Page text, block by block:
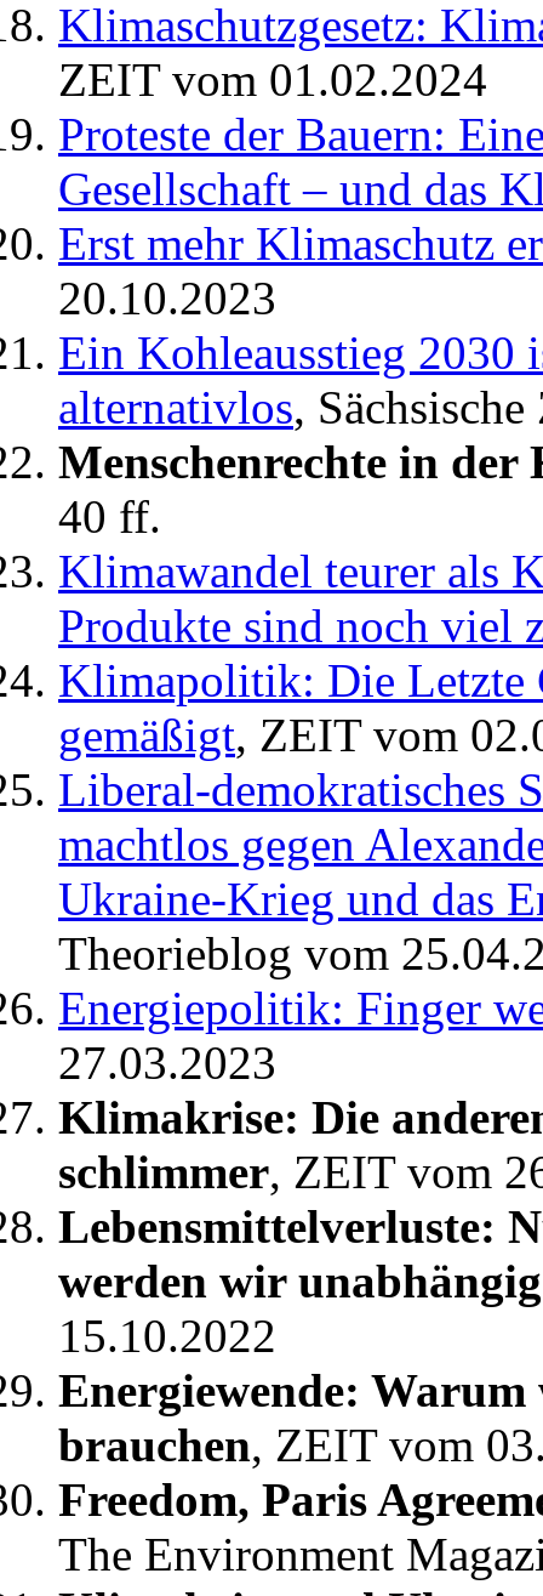
Klimaschutzgesetz:
ZEIT vom 01.02.2024
Proteste der Bauern:
Gesellschaft – und das
Erst mehr Klimaschutz
20.10.2023
Ein Kohleausstieg
alternativlos,
Menschenrechte in
40 ff.
Klimawandel teurer als
Produkte sind noch viel
Klimapolitik: Die Letzte
gemäßigt, ZEIT vom
Liberal-demokratisches
machtlos gegen
Ukraine-Krieg und das
Theorieblog vom
Energiepolitik: Finger
27.03.2023
Klimakrise: Die
schlimmer, ZEIT vom
Lebensmittelverluste:
werden wir
15.10.2022
Energiewende:
brauchen, ZEIT vom
Freedom, Paris
The Environment